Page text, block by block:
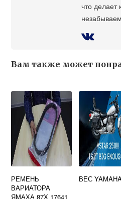
что
Вам также может
РЕМЕНЬ
ВАРИАТОРА
ЯМАХА 87Х 17641
ВЕС